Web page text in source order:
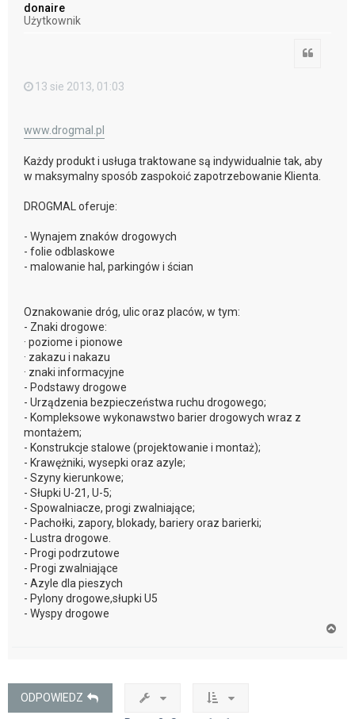
donaire
Użytkownik
13 sie 2013, 01:03
www.drogmal.pl
Każdy produkt i usługa traktowane są indywidualnie tak, aby
w maksymalny sposób zaspokoić zapotrzebowanie Klienta.
DROGMAL oferuje:
- Wynajem znaków drogowych
- folie odblaskowe
- malowanie hal, parkingów i ścian
Oznakowanie dróg, ulic oraz placów, w tym:
- Znaki drogowe:
· poziome i pionowe
· zakazu i nakazu
· znaki informacyjne
- Podstawy drogowe
- Urządzenia bezpieczeństwa ruchu drogowego;
- Kompleksowe wykonawstwo barier drogowych wraz z
montażem;
- Konstrukcje stalowe (projektowanie i montaż);
- Krawężniki, wysepki oraz azyle;
- Szyny kierunkowe;
- Słupki U-21, U-5;
- Spowalniacze, progi zwalniające;
- Pachołki, zapory, blokady, bariery oraz barierki;
- Lustra drogowe.
- Progi podrzutowe
- Progi zwalniające
- Azyle dla pieszych
- Pylony drogowe,słupki U5
- Wyspy drogowe
ODPOWIEDZ